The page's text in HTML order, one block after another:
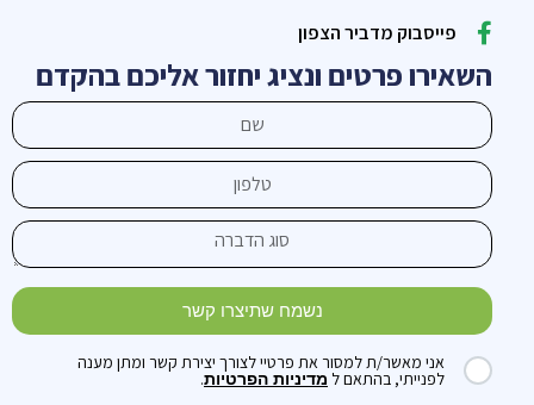
פייסבוק מדביר הצפון
השאירו פרטים ונציג יחזור אליכם בהקדם
אני מאשר/ת למסור את פרטיי לצורך יצירת קשר ומתן מענה
לפנייתי, בהתאם ל מדיניות הפרטיות.
נשמח שתיצרו קשר